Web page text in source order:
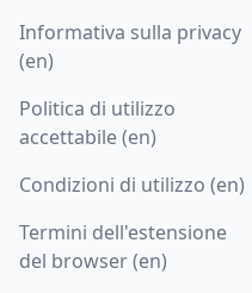
Informativa sulla privacy
(en)
Politica di utilizzo
accettabile (en)
Condizioni di utilizzo (en)
Termini dell'estensione
del browser (en)